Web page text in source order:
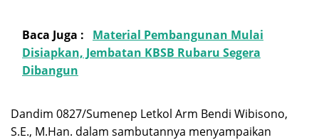
Baca Juga :
Material Pembangunan Mulai
Disiapkan, Jembatan KBSB Rubaru Segera
Dibangun
Dandim 0827/Sumenep Letkol Arm Bendi Wibisono,
S.E., M.Han. dalam sambutannya menyampaikan